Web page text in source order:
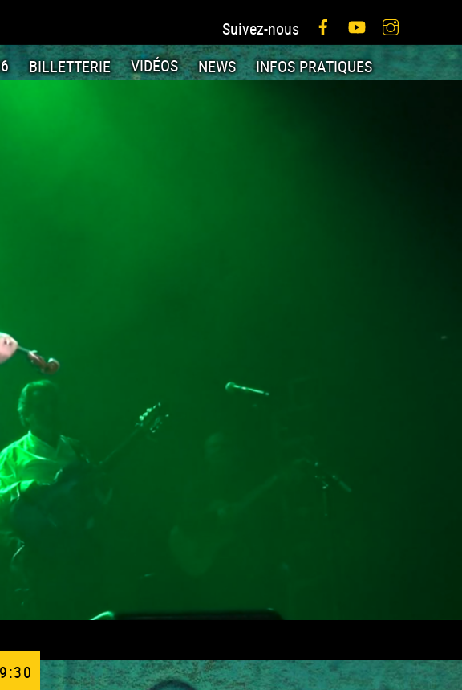
Suivez-nous FacebookYouTube
BILLETTERIE VIDÉOS NEWS INFOS PRATIQUES